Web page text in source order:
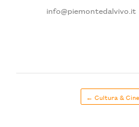
info@piemontedalvivo.it
← Cultura &